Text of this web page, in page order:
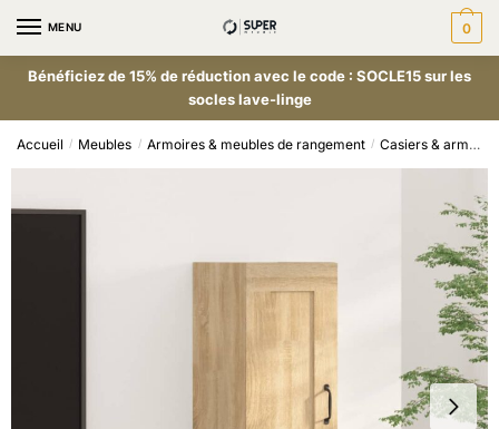
MENU 0
Bénéficiez de 15% de réduction avec le code : SOCLE15 sur les
socles lave-linge
Accueil / Meubles / Armoires & meubles de rangement / Casiers & armoires de rangement